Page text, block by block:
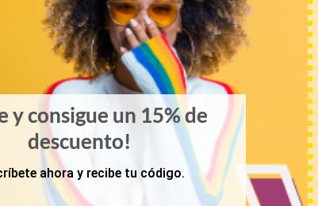
ADDITIONAL INFORMATION
y consigue un 15% de
descuento!
ahora y recibe tu código.